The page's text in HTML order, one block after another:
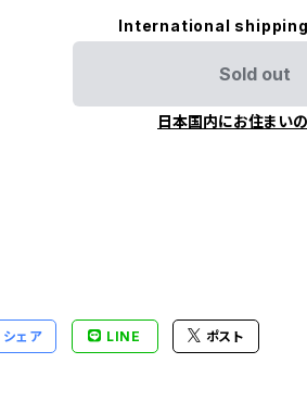
International
Sold out
日本国内にお住まい
シェア LINE ポスト